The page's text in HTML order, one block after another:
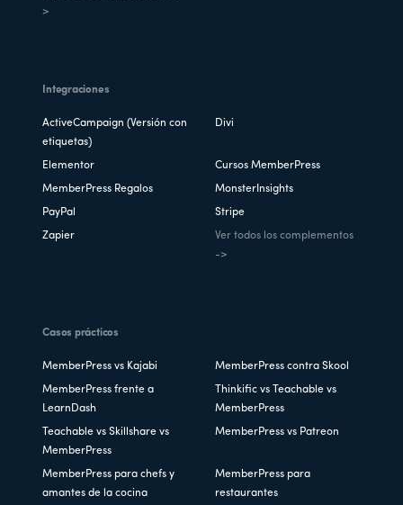
>
Integraciones
ActiveCampaign (Versión con
etiquetas)
Divi
Elementor Cursos MemberPress
MemberPress Regalos MonsterInsights
PayPal Stripe
Zapier
Ver todos los complementos
->
Casos prácticos
MemberPress vs Kajabi MemberPress contra Skool
MemberPress frente a
LearnDash
Thinkific vs Teachable vs
MemberPress
Teachable vs Skillshare vs
MemberPress
MemberPress vs Patreon
MemberPress para chefs y
amantes de la cocina
MemberPress para
restaurantes